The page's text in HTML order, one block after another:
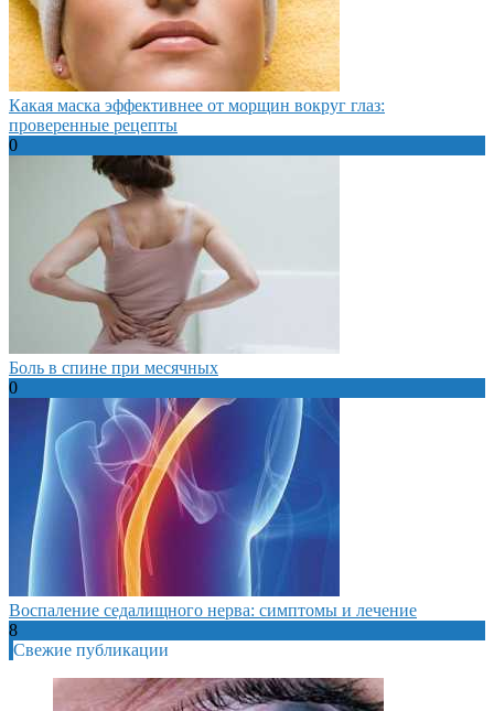
Какая маска эффективнее от морщин вокруг глаз:
проверенные рецепты
0
Боль в спине при месячных
0
Воспаление седалищного нерва: симптомы и лечение
8
Свежие публикации